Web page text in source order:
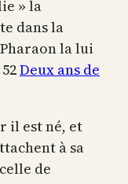
» la
dans la
la lui
Deux ans de
il est né, et
à sa
de